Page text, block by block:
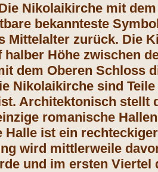
Nikolaikirche mit
bekannteste
Mittelalter zurück. Die
halber Höhe zwischen
dem Oberen Schloss
Nikolaikirche sind
Architektonisch stellt
romanische
Halle ist ein
wird mittlerweile
und im ersten Viertel